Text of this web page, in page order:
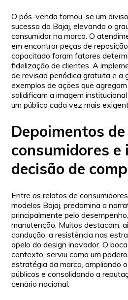
O pós-venda tornou-se um
sucesso da Bajaj, elevando o
consumidor na marca. O
em encontrar peças de
capacitado foram fatores
fidelização de clientes. A
de revisão periódica gratuita e a
exemplos de ações que
solidificam a imagem
um público cada vez mais
Depoimentos de
consumidores e
decisão de
Entre os relatos de
modelos Bajaj, predomina a
principalmente pelo
manutenção. Muitos destacam,
condução, a resistência nas
apelo do design inovador. O
contexto, serviu como um
estratégia da marca, ampliando
públicos e consolidando a
cenário nacional.